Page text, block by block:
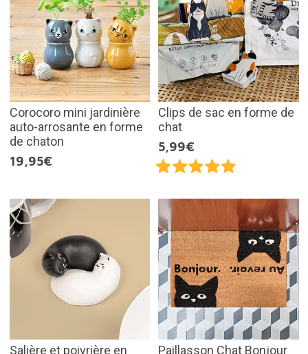
Corocoro mini jardinière
auto-arrosante en forme
de chaton
19,95€
Clips de sac en forme de
chat
5,99€
Salière et poivrière en
Paillasson Chat Bonjour